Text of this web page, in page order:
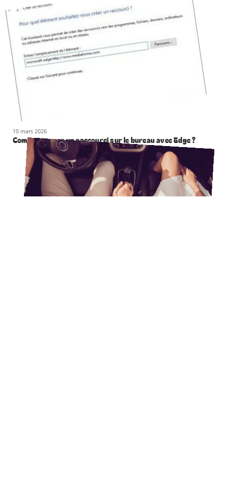
10 mars 2026
Comment creer un raccourci sur le bureau avec Edge ?